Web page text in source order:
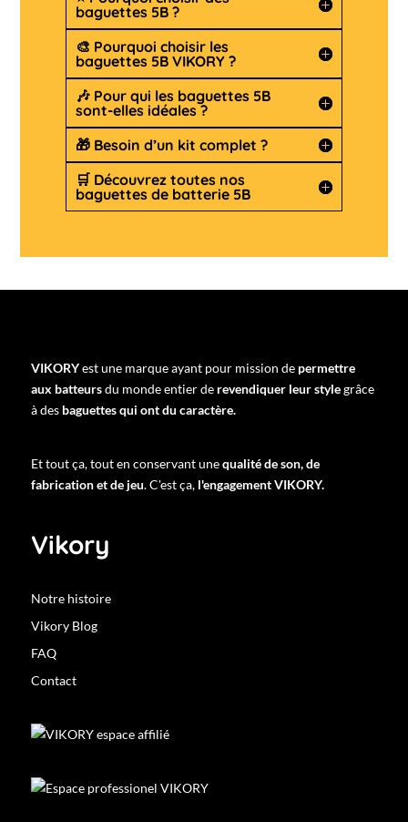
baguettes 5B ?
🎨 Pourquoi choisir les
baguettes 5B VIKORY ?
🎶 Pour qui les baguettes 5B
sont-elles idéales ?
🎁 Besoin d’un kit complet ?
🛒 Découvrez toutes nos
baguettes de batterie 5B
VIKORYest une marque ayant pour mission de permettre
aux batteursdu monde entier de revendiquer leur stylegrâce
à des baguettes qui ont du caractère.
Et tout ça, tout en conservant unequalité de son, de
fabrication et de jeu. C'est ça, l'engagement VIKORY.
Vikory
Notre histoire
Vikory Blog
FAQ
Contact